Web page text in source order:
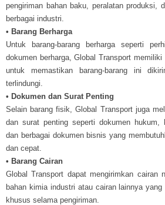
pengiriman bahan baku, peralatan produksi,
berbagai industri.
• Barang Berharga
Untuk barang-barang berharga seperti
dokumen berharga, Global Transport
untuk memastikan barang-barang ini
terlindungi.
• Dokumen dan Surat Penting
Selain barang fisik, Global Transport juga
dan surat penting seperti dokumen hukum,
dan berbagai dokumen bisnis yang
dan cepat.
• Barang Cairan
Global Transport dapat mengirimkan cairan
bahan kimia industri atau cairan lainnya yang
khusus selama pengiriman.